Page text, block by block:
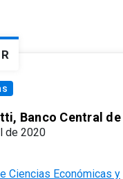
Banco Central
de 2020
Ciencias Económicas y